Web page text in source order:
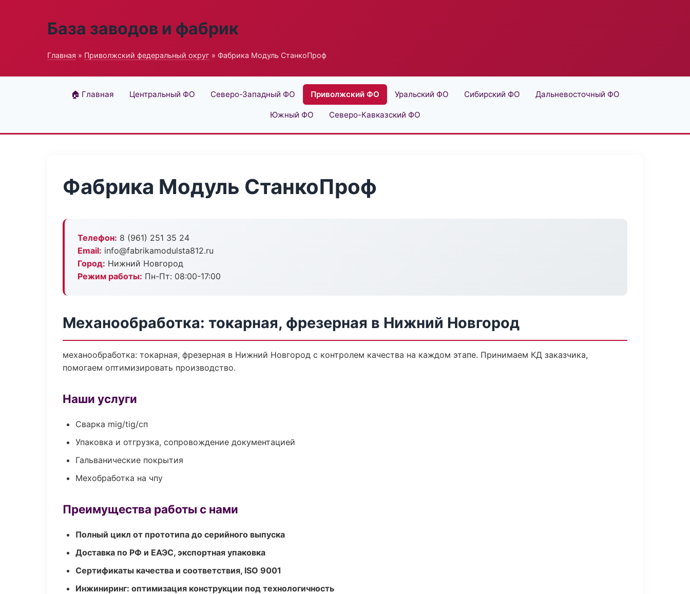
База заводов и фабрик
Главная » Приволжский федеральный округ » Фабрика Модуль СтанкоПроф
🏠 Главная Центральный ФО Северо-Западный ФО Приволжский ФО Уральский ФО Сибирский ФО Дальневосточный ФО
Южный ФО Северо-Кавказский ФО
Фабрика Модуль СтанкоПроф
Телефон: 8 (961) 251 35 24
Email: info@fabrikamodulsta812.ru
Город: Нижний Новгород
Режим работы: Пн-Пт: 08:00-17:00
Механообработка: токарная, фрезерная в Нижний Новгород
механообработка: токарная, фрезерная в Нижний Новгород с контролем качества на каждом этапе. Принимаем КД заказчика,
помогаем оптимизировать производство.
Наши услуги
Сварка mig/tig/сп
Упаковка и отгрузка, сопровождение документацией
Гальванические покрытия
Мехобработка на чпу
Преимущества работы с нами
Полный цикл от прототипа до серийного выпуска
Доставка по РФ и ЕАЭС, экспортная упаковка
Сертификаты качества и соответствия, ISO 9001
Инжиниринг: оптимизация конструкции под технологичность